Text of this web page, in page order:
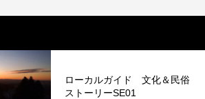
ローカルガイド 文化＆民俗
ストーリーSE01